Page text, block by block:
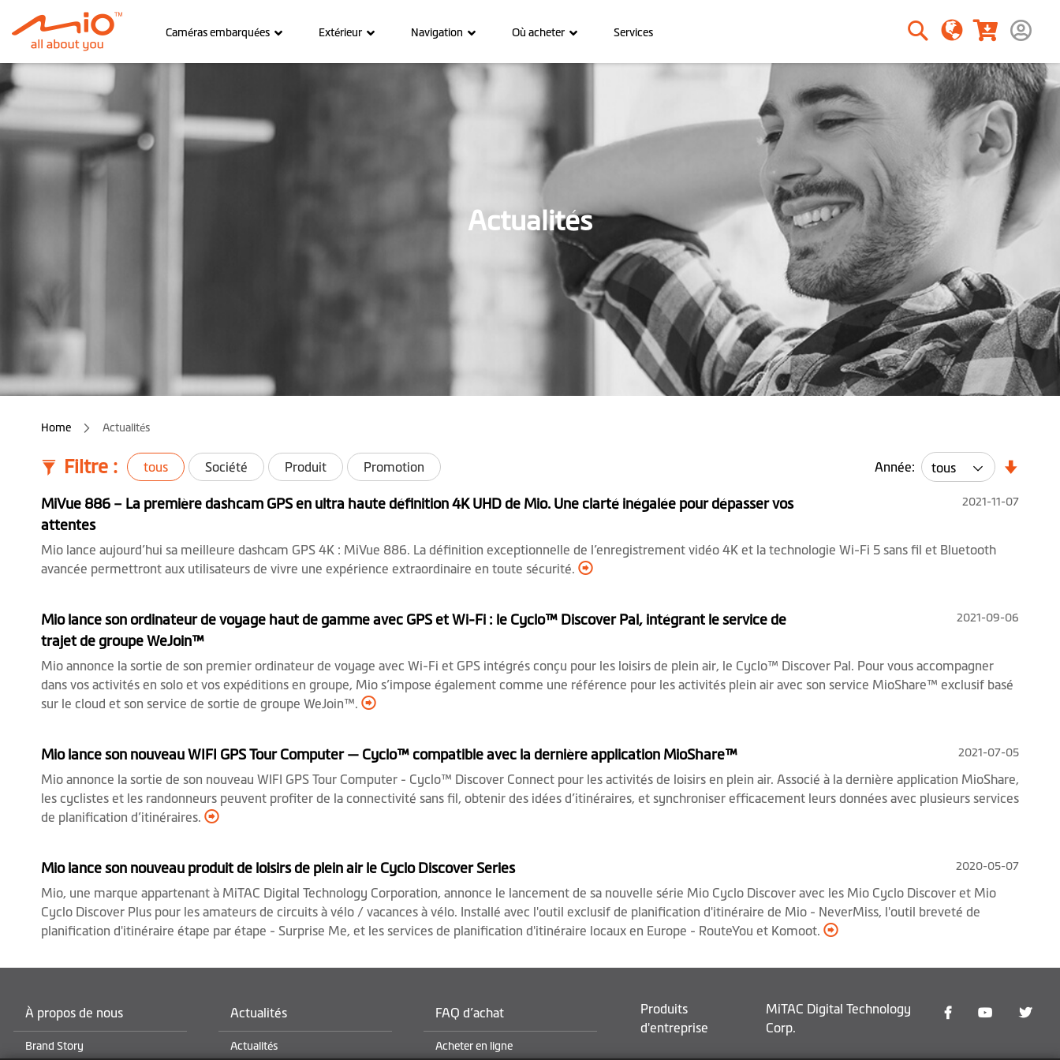
Caméras embarquées Extérieur Navigation Où acheter Services
Actualités
Home Actualités
Filtre : tous Société Produit Promotion Année:
MiVue 886 – La première dashcam GPS en ultra haute définition 4K UHD de Mio. Une clarté inégalée pour dépasser vos
attentes
2021-11-07
Mio lance aujourd’hui sa meilleure dashcam GPS 4K : MiVue 886. La définition exceptionnelle de l’enregistrement vidéo 4K et la technologie Wi-Fi 5 sans fil et Bluetooth
avancée permettront aux utilisateurs de vivre une expérience extraordinaire en toute sécurité.
Mio lance son ordinateur de voyage haut de gamme avec GPS et Wi-Fi : le Cyclo™ Discover Pal, intégrant le service de
trajet de groupe WeJoin™
2021-09-06
Mio annonce la sortie de son premier ordinateur de voyage avec Wi-Fi et GPS intégrés conçu pour les loisirs de plein air, le Cyclo™ Discover Pal. Pour vous accompagner
dans vos activités en solo et vos expéditions en groupe, Mio s’impose également comme une référence pour les activités plein air avec son service MioShare™ exclusif basé
sur le cloud et son service de sortie de groupe WeJoin™.
Mio lance son nouveau WIFI GPS Tour Computer — Cyclo™ compatible avec la dernière application MioShare™ 2021-07-05
Mio annonce la sortie de son nouveau WIFI GPS Tour Computer - Cyclo™ Discover Connect pour les activités de loisirs en plein air. Associé à la dernière application MioShare,
les cyclistes et les randonneurs peuvent profiter de la connectivité sans fil, obtenir des idées d’itinéraires, et synchroniser efficacement leurs données avec plusieurs services
de planification d’itinéraires.
Mio lance son nouveau produit de loisirs de plein air le Cyclo Discover Series 2020-05-07
Mio, une marque appartenant à MiTAC Digital Technology Corporation, annonce le lancement de sa nouvelle série Mio Cyclo Discover avec les Mio Cyclo Discover et Mio
Cyclo Discover Plus pour les amateurs de circuits à vélo / vacances à vélo. Installé avec l'outil exclusif de planification d'itinéraire de Mio - NeverMiss, l'outil breveté de
planification d'itinéraire étape par étape - Surprise Me, et les services de planification d'itinéraire locaux en Europe - RouteYou et Komoot.
À propos de nous
Brand Story
Actualités
Actualités
FAQ d’achat
Acheter en ligne
Produits
d'entreprise
MiTAC Digital Technology
Corp.